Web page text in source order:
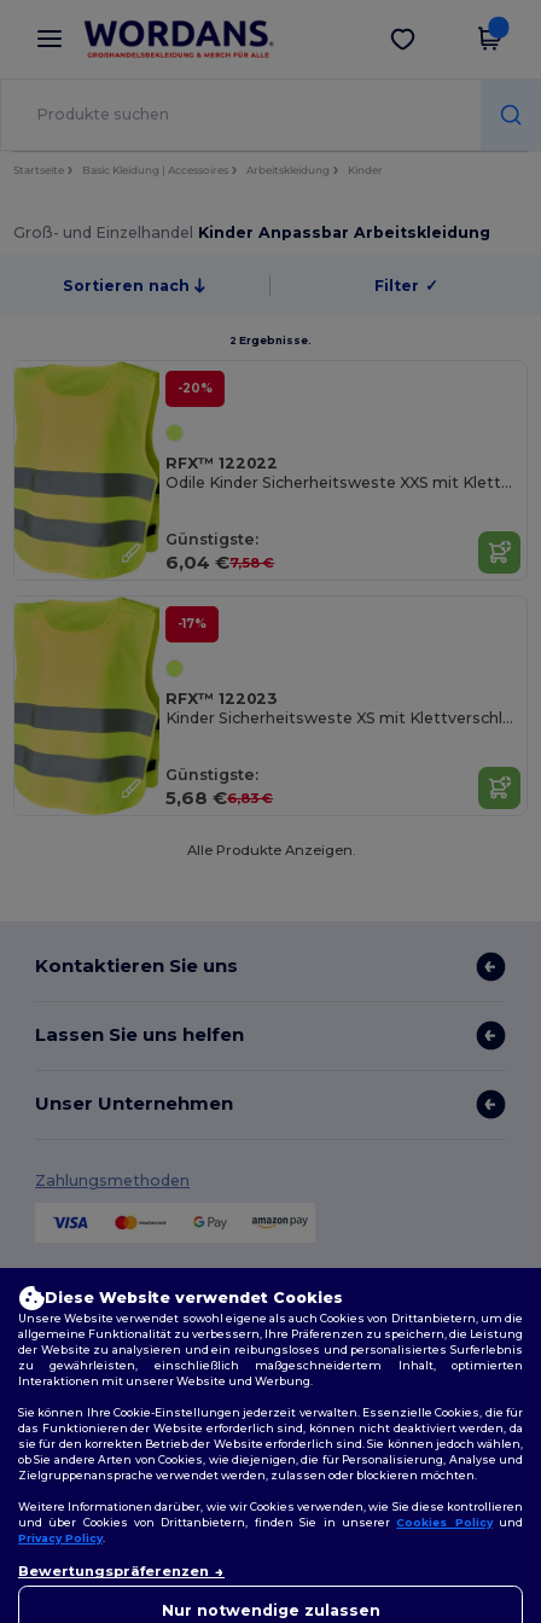
× Wordans App
Bessere Preise in der App!
App holen
Startseite Basic Kleidung | Accessoires Arbeitskleidung Kinder
Groß- und Einzelhandel Kinder Anpassbar Arbeitskleidung
Sortieren nach Filter ✓
2 Ergebnisse.
-20%
RFX™ 122022
Odile Kinder Sicherheitsweste XXS mit Klettverschluss
Günstigste:
6,04 €7,58 €
-17%
RFX™ 122023
Kinder Sicherheitsweste XS mit Klettverschluss
Günstigste:
5,68 €6,83 €
Alle Produkte Anzeigen.
Kontaktieren Sie uns
Lassen Sie uns helfen
Unser Unternehmen
Zahlungsmethoden
Allgemeine Geschäftsbedingungen
Datenschutzbestimmungen|Cookie-Richtlinie|Site Map
Folge uns
Diese Website verwendet Cookies
Unsere Website verwendet sowohl eigene als auch Cookies von Drittanbietern, um die
allgemeine Funktionalität zu verbessern, Ihre Präferenzen zu speichern, die Leistung
der Website zu analysieren und ein reibungsloses und personalisiertes Surferlebnis
zu gewährleisten, einschließlich maßgeschneidertem Inhalt, optimierten
Interaktionen mit unserer Website und Werbung.
Sie können Ihre Cookie-Einstellungen jederzeit verwalten. Essenzielle Cookies, die für
das Funktionieren der Website erforderlich sind, können nicht deaktiviert werden, da
sie für den korrekten Betrieb der Website erforderlich sind. Sie können jedoch wählen,
ob Sie andere Arten von Cookies, wie diejenigen, die für Personalisierung, Analyse und
Zielgruppenansprache verwendet werden, zulassen oder blockieren möchten.
Weitere Informationen darüber, wie wir Cookies verwenden, wie Sie diese kontrollieren
und über Cookies von Drittanbietern, finden Sie in unsererCookies Policyund
Privacy Policy.
Bewertungspräferenzen
Nur notwendige zulassen
uns jederzeit kontaktieren.